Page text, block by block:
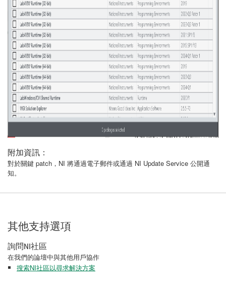
附加資訊：
對於關鍵 patch，NI 將通過電子郵件或通過 NI Update Service 公開通
知。
其他支持選項
詢問NI社區
在我們的論壇中與其他用戶協作
搜索NI社區以尋求解決方案